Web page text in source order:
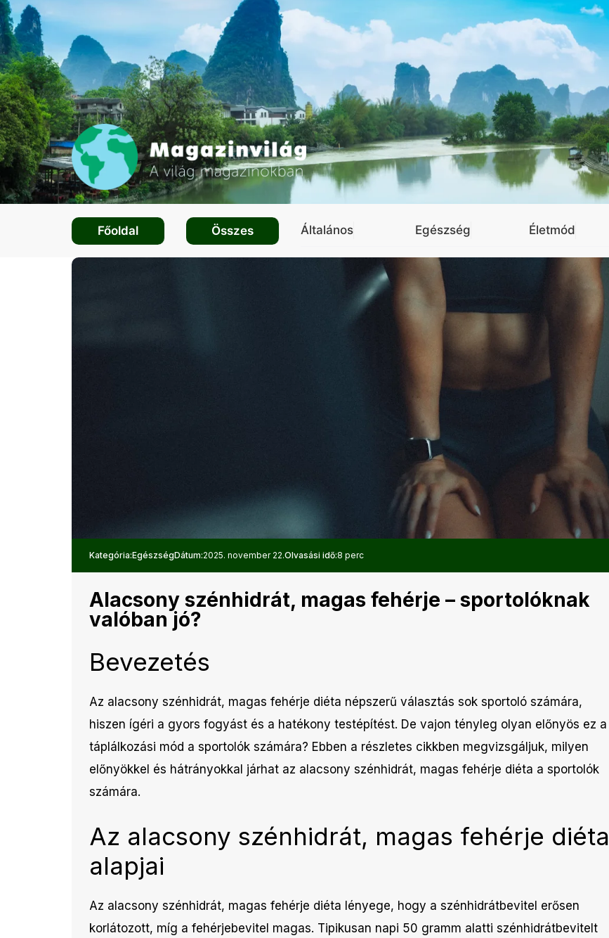
Főoldal Összes Általános Egészség Életmód
Kategória:EgészségDátum:2025. november 22.Olvasási idő:8 perc
Alacsony szénhidrát, magas fehérje – sportolóknak
valóban jó?
Bevezetés
Az alacsony szénhidrát, magas fehérje diéta népszerű választás sok sportoló számára,
hiszen ígéri a gyors fogyást és a hatékony testépítést. De vajon tényleg olyan előnyös ez a
táplálkozási mód a sportolók számára? Ebben a részletes cikkben megvizsgáljuk, milyen
előnyökkel és hátrányokkal járhat az alacsony szénhidrát, magas fehérje diéta a sportolók
számára.
Az alacsony szénhidrát, magas fehérje diéta
alapjai
Az alacsony szénhidrát, magas fehérje diéta lényege, hogy a szénhidrátbevitel erősen
korlátozott, míg a fehérjebevitel magas. Tipikusan napi 50 gramm alatti szénhidrátbevitelt